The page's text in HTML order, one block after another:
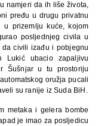
namjeri da ih liše života,
pređu u drugu privatnu
prizemlju kuće, kojom
posljednjeg civila u
civili izađu i pobjegnu
ubacio zapaljivu
Šušnjar u tu prostoriju
oružja pucali
su ranije iz Suda BiH.
metaka i gelera bombe
je imao za posljedicu